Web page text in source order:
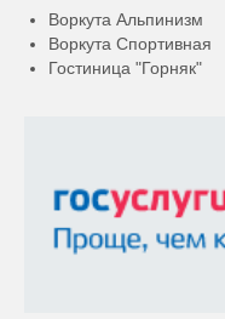
Воркута Альпинизм
Воркута Спортивная
Гостиница "Горняк"